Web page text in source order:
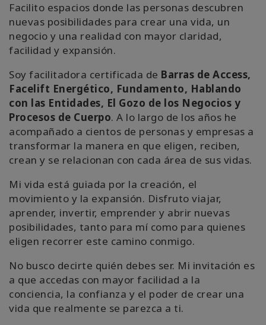
Facilito espacios donde las personas descubren
nuevas posibilidades para crear una vida, un
negocio y una realidad con mayor claridad,
facilidad y expansión.
Soy facilitadora certificada de Barras de Access,
Facelift Energético, Fundamento, Hablando
con las Entidades, El Gozo de los Negocios y
Procesos de Cuerpo. A lo largo de los años he
acompañado a cientos de personas y empresas a
transformar la manera en que eligen, reciben,
crean y se relacionan con cada área de sus vidas.
Mi vida está guiada por la creación, el
movimiento y la expansión. Disfruto viajar,
aprender, invertir, emprender y abrir nuevas
posibilidades, tanto para mí como para quienes
eligen recorrer este camino conmigo.
No busco decirte quién debes ser. Mi invitación es
a que accedas con mayor facilidad a la
conciencia, la confianza y el poder de crear una
vida que realmente se parezca a ti.